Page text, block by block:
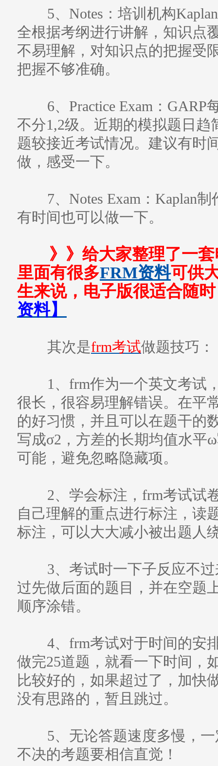
5、Notes：培训机构
全根据考纲进行讲解，知识点
不易理解，对知识点的把握受
把握不够准确。
6、Practice Exam：GARP
不分1,2级。近期的模拟题日
题较接近考试情况。建议有时
做，感受一下。
7、Notes Exam：Kaplan
有时间也可以做一下。
》》给大家整理了一
里面有很多FRM资料可供
生来说，电子版很适合随
资料】
其次是frm考试做题技巧：
1、frm作为一个英文考试
很长，很容易理解错误。在平
的好习惯，并且可以在题干的
写成σ2，方差的长期均值水平
可能，避免忽略隐藏项。
2、学会标注，frm考试试
自己理解的重点进行标注，读
标注，可以大大减小被出题人
3、考试时一下子反应不
过先做后面的题目，并在空题
顺序涂错。
4、frm考试对于时间的安
做完25道题，就看一下时间，
比较好的，如果超过了，加快
没有思路的，暂且跳过。
5、无论答题速度多慢，
不决的考题要相信直觉！